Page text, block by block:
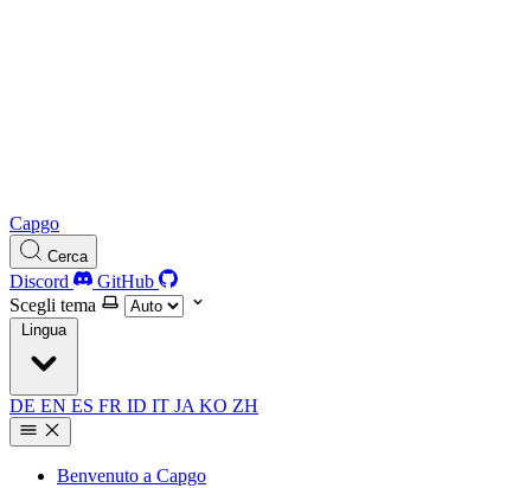
Capgo
Cerca
Discord
GitHub
Scegli tema
Lingua
DE EN ES FR ID IT JA KO ZH
Benvenuto a Capgo